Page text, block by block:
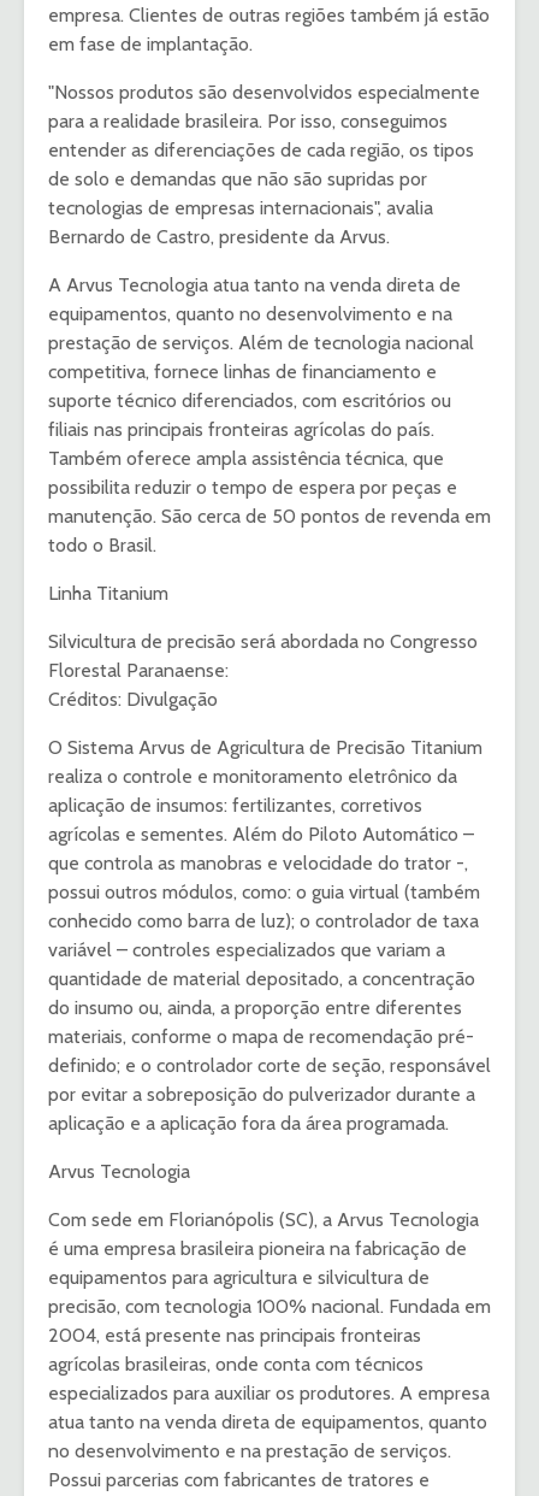
empresa. Clientes de outras regiões também já estão
em fase de implantação.
"Nossos produtos são desenvolvidos especialmente
para a realidade brasileira. Por isso, conseguimos
entender as diferenciações de cada região, os tipos
de solo e demandas que não são supridas por
tecnologias de empresas internacionais", avalia
Bernardo de Castro, presidente da Arvus.
A Arvus Tecnologia atua tanto na venda direta de
equipamentos, quanto no desenvolvimento e na
prestação de serviços. Além de tecnologia nacional
competitiva, fornece linhas de financiamento e
suporte técnico diferenciados, com escritórios ou
filiais nas principais fronteiras agrícolas do país.
Também oferece ampla assistência técnica, que
possibilita reduzir o tempo de espera por peças e
manutenção. São cerca de 50 pontos de revenda em
todo o Brasil.
Linha Titanium
Silvicultura de precisão será abordada no Congresso
Florestal Paranaense:
Créditos: Divulgação
O Sistema Arvus de Agricultura de Precisão Titanium
realiza o controle e monitoramento eletrônico da
aplicação de insumos: fertilizantes, corretivos
agrícolas e sementes. Além do Piloto Automático –
que controla as manobras e velocidade do trator -,
possui outros módulos, como: o guia virtual (também
conhecido como barra de luz); o controlador de taxa
variável – controles especializados que variam a
quantidade de material depositado, a concentração
do insumo ou, ainda, a proporção entre diferentes
materiais, conforme o mapa de recomendação pré-
definido; e o controlador corte de seção, responsável
por evitar a sobreposição do pulverizador durante a
aplicação e a aplicação fora da área programada.
Arvus Tecnologia
Com sede em Florianópolis (SC), a Arvus Tecnologia
é uma empresa brasileira pioneira na fabricação de
equipamentos para agricultura e silvicultura de
precisão, com tecnologia 100% nacional. Fundada em
2004, está presente nas principais fronteiras
agrícolas brasileiras, onde conta com técnicos
especializados para auxiliar os produtores. A empresa
atua tanto na venda direta de equipamentos, quanto
no desenvolvimento e na prestação de serviços.
Possui parcerias com fabricantes de tratores e